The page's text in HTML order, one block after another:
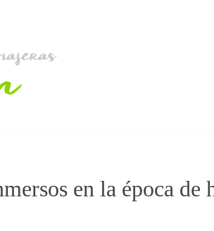
en la época de